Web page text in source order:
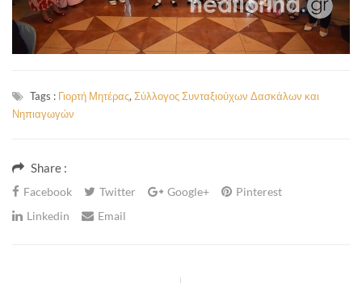
Tags : Γιορτή Μητέρας, Σύλλογος Συνταξιούχων Δασκάλων και
Νηπιαγωγών
Share :
Facebook Twitter Google+
Pinterest
Linkedin
Email